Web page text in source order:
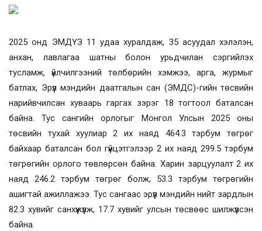
2025 онд ЭМДҮЗ 11 удаа хуралдаж, 35 асуудал хэлэлэн,
анхан, лавлагаа шатны болон урьдчилан сэргийлэх
тусламж, үйлчилгээний төлбөрийн хэмжээ, арга, журмыг
батлах, Эрүүл мэндийн даатгалын сан (ЭМДС)-гийн төсвийн
нарийвчилсан хуваарь гаргах зэрэг 18 тогтоол баталсан
байна. Тус сангийн орлогыг Монгол Улсын 2025 оны
төсвийн тухай хуулиар 2 их наяд 464.3 тэрбум төгрөг
байхаар баталсан бол гүйцэтгэлээр 2 их наяд 299.5 тэрбум
төгрөгийн орлого төвлөрсөн байна. Харин зарцуулалт 2 их
наяд 246.2 тэрбум төгрөг болж, 53.3 тэрбум төгрөгийн
ашигтай ажиллажээ. Тус сангаас эрүүл мэндийн нийт зардлын
82.3 хувийг санхүүжүүлж, 17.7 хувийг улсын төсвөөс шилжүүлсэн
байна.